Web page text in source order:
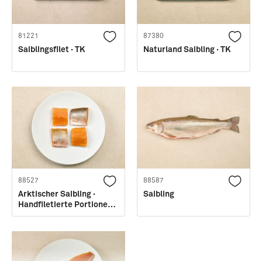
81221
Saiblingsfilet · TK
87380
Naturland Saibling · TK
88527
Arktischer Saibling ·
Handfiletierte Portionen ·
TK
88587
Saibling